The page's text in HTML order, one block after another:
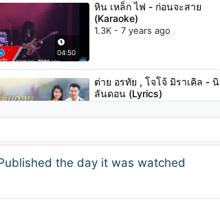
04:50
หิน เหล็ก ไฟ - ก่อนจะสาย
(Karaoke)
1.3K - 7 years ago
ต่าย อรทัย , โจโจ้ มิราเคิล - นิ
ลันดอน (Lyrics)
ใหม่ อาร์สยาม - วันนี้คิดถึงฉัน
หรือยัง
the day it was watched